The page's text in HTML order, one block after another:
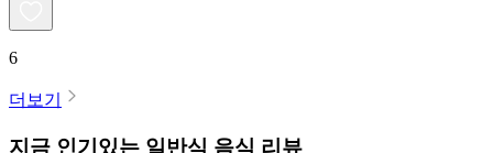
6
더보기
지금 인기있는 일반식 음식 리뷰